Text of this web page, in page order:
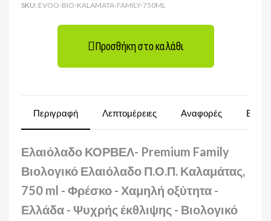
SKU EVOO-BIO-KALAMATA-FAMILY-750ML
Προσθήκη στο καλάθι
Περιγραφή Λεπτομέρειες Αναφορές
Ελαιόλαδο ΚΟΡΒΕΛ- Premium Family
Βιολογικό Ελαιόλαδο Π.Ο.Π. Καλαμάτας,
750 ml - Φρέσκο - Χαμηλή οξύτητα -
Ελλάδα - Ψυχρής έκθλιψης - Βιολογικό